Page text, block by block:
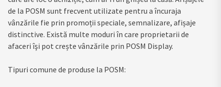
de la POSM sunt frecvent utilizate pentru a încuraja
vânzările fie prin promoții speciale, semnalizare, afișaje
distinctive. Există multe moduri în care proprietarii de
afaceri îşi pot crește vânzările prin POSM Display.
Tipuri comune de produse la POSM: